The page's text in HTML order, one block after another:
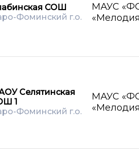
СОШ
Фоминский г.о.
МАУС
Селятинская
1
Фоминский г.о.
МАУС